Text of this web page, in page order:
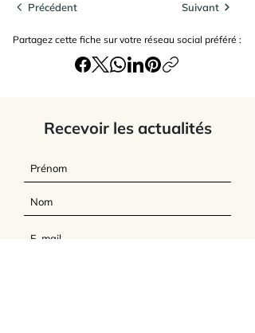
Précédent Suivant
Partagez cette fiche sur votre réseau social préféré :
Recevoir les actualités